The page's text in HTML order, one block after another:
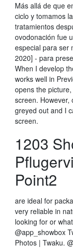
Más allá de que
ciclo y tomamos
tratamientos
ovodonación fue
especial para ser
2020] - para
When I develop
works well in
opens the
screen. However,
greyed out and I
screen.
1203
Point2
are ideal for
very reliable in
looking for or
@app_showbox
Photos | Twaku.